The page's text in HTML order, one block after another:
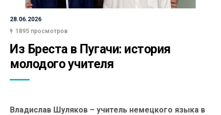
28.06.2026
1895 просмотров
Из Бреста в Пугачи: история
молодого учителя
Владислав Шуляков – учитель немецкого языка в